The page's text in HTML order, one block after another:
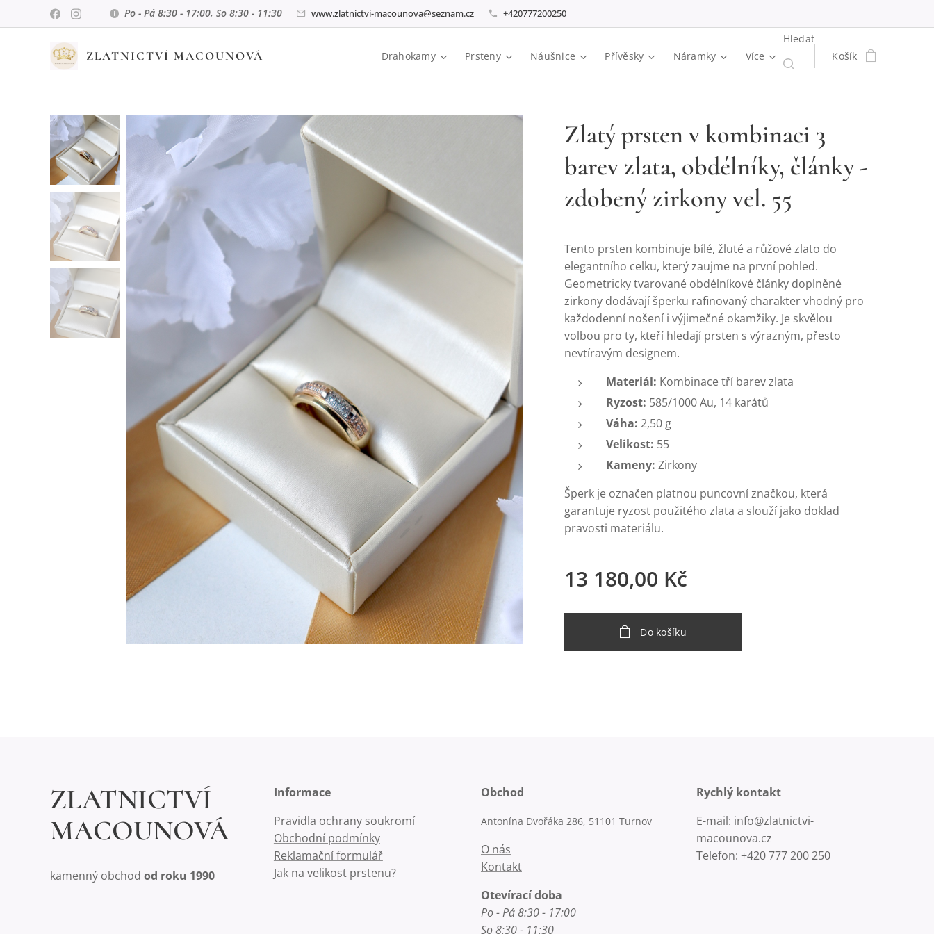
Po - Pá 8:30 - 17:00, So 8:30 - 11:30 www.zlatnictvi-macounova@seznam.cz +420777200250
ZLATNICTVÍ MACOUNOVÁ Drahokamy Prsteny Náušnice Přívěsky Náramky Více
Hledat
Košík
Zlatý prsten v kombinaci 3
barev zlata, obdélníky, články -
zdobený zirkony vel. 55
Tento prsten kombinuje bílé, žluté a růžové zlato do
elegantního celku, který zaujme na první pohled.
Geometricky tvarované obdélníkové články doplněné
zirkony dodávají šperku rafinovaný charakter vhodný pro
každodenní nošení i výjimečné okamžiky. Je skvělou
volbou pro ty, kteří hledají prsten s výrazným, přesto
nevtíravým designem.
Materiál: Kombinace tří barev zlata
Ryzost: 585/1000 Au, 14 karátů
Váha: 2,50 g
Velikost: 55
Kameny: Zirkony
Šperk je označen platnou puncovní značkou, která
garantuje ryzost použitého zlata a slouží jako doklad
pravosti materiálu.
13 180,00 Kč
Do košíku
ZLATNICTVÍ
MACOUNOVÁ
kamenný obchod od roku 1990
Informace
Pravidla ochrany soukromí
Obchodní podmínky
Reklamační formulář
Jak na velikost prstenu?
Obchod
Antonína Dvořáka 286, 51101 Turnov
O nás
Kontakt
Otevírací doba
Po - Pá 8:30 - 17:00
So 8:30 - 11:30
Rychlý kontakt
E-mail: info@zlatnictvi-
macounova.cz
Telefon: +420 777 200 250